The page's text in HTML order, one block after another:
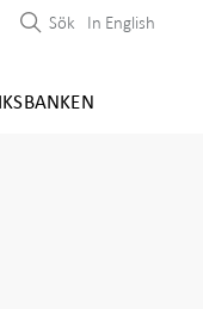
Sök In English